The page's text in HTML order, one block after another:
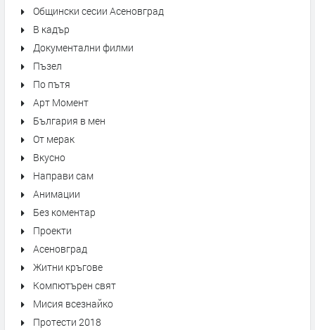
Общински сесии Асеновград
В кадър
Документални филми
Пъзел
По пътя
Арт Момент
България в мен
От мерак
Вкусно
Направи сам
Анимации
Без коментар
Проекти
Асеновград
Житни кръгове
Компютърен свят
Мисия всезнайко
Протести 2018